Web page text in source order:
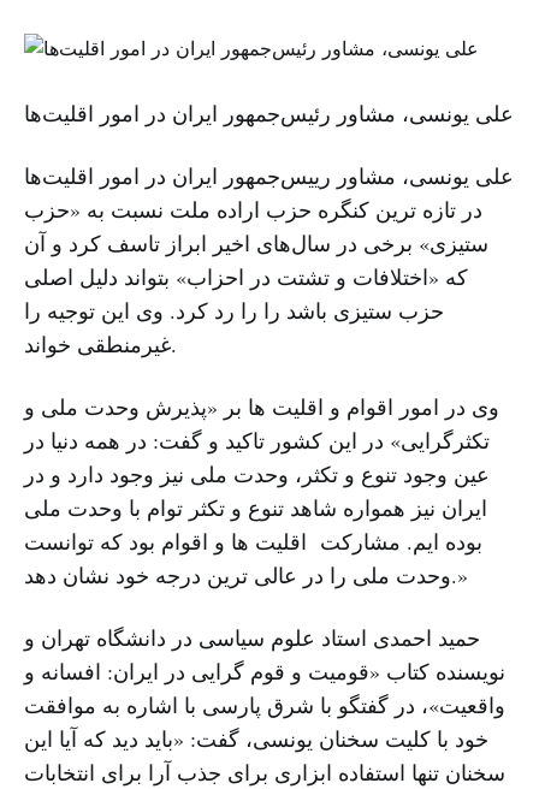
علی یونسی، مشاور رئیس‌جمهور ایران در امور اقلیت‌ها
علی یونسی، مشاور رییس‌جمهور ایران در امور اقلیت‌ها
در تازه ترین کنگره حزب اراده ملت نسبت به «حزب
ستیزی» برخی در سال‌های اخیر ابراز تاسف کرد و آن
که «اختلافات و تشتت در احزاب» بتواند دلیل اصلی
حزب ستیزی باشد را را رد کرد. وی این توجیه را
غیرمنطقی خواند.
وی در امور اقوام و اقلیت ها بر «پذیرش وحدت ملی و
تکثرگرایی» در این کشور تاکید و گفت: در همه دنیا در
عین وجود تنوع و تکثر، وحدت ملی نیز وجود دارد و در
ایران نیز همواره شاهد تنوع و تکثر توام با وحدت ملی
بوده ایم. مشارکت اقلیت ها و اقوام بود که توانست
وحدت ملی را در عالی ترین درجه خود نشان دهد.»
حمید احمدی استاد علوم سیاسی در دانشگاه تهران و
نویسنده کتاب «قومیت و قوم گرایی در ایران: افسانه و
واقعیت»، در گفتگو با شرق پارسی با اشاره به موافقت
خود با کلیت سخنان یونسی، گفت: «باید دید که آیا این
سخنان تنها استفاده ابزاری برای جذب آرا برای انتخابات